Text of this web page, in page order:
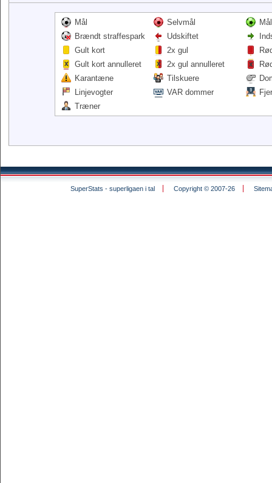
Mål Selvmål
Brændt straffespark
Udskiftet
Gult kort
2x gul
Gult kort annulleret
2x gul annulleret
Karantæne
Tilskuere
Linjevogter
VAR dommer
Træner
SuperStats - superligaen i tal Copyright © 2007-26